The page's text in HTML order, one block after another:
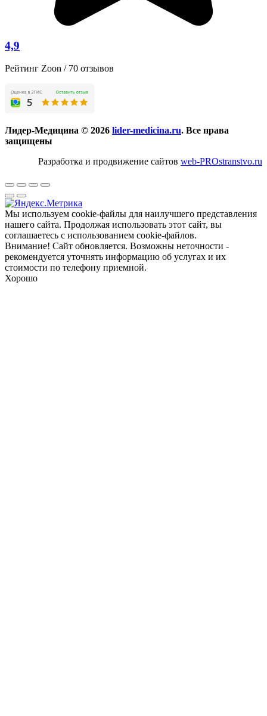
4,9
Рейтинг Zoon / 70 отзывов
Лидер-Медицина © 2026 lider-medicina.ru. Все права
защищены
Разработка и продвижение сайтов web-PROstranstvo.ru
Мы используем cookie-файлы для наилучшего представления
нашего сайта. Продолжая использовать этот сайт, вы
соглашаетесь с использованием cookie-файлов.
Внимание! Сайт обновляется. Возможны неточности -
рекомендуется уточнять информацию об услугах и их
стоимости по телефону приемной.
Хорошо